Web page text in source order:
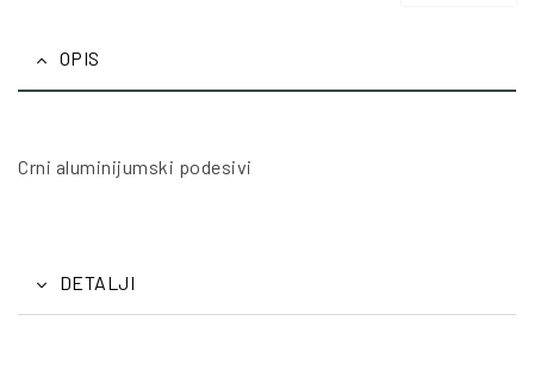
OPIS
Crni aluminijumski podesivi
DETALJI